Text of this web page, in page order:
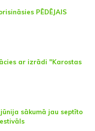
PĒDĒJAIS
ar izrādi "Karostas
sākumā jau septīto